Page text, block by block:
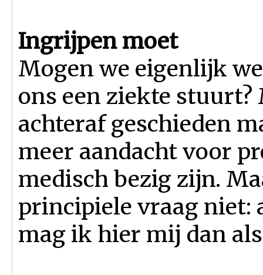
Ingrijpen moet
Mogen we eigenlijk
ons een ziekte
achteraf geschieden
meer aandacht voor
medisch bezig zijn.
principiele vraag niet:
mag ik hier mij dan